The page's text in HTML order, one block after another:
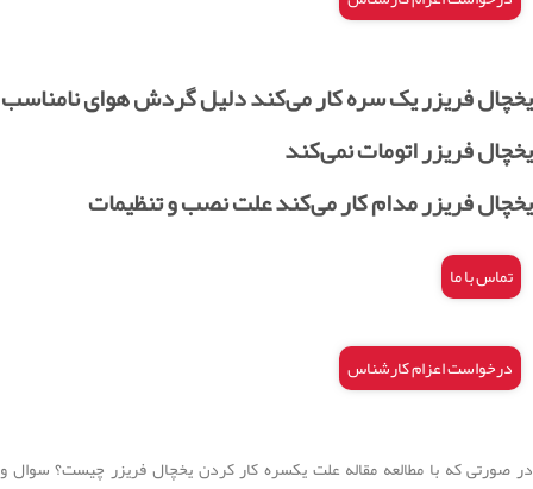
یخچال فریزر یک سره کار می‌کند دلیل گردش هوای نامناسب
یخچال فریزر اتومات نمی‌کند
یخچال فریزر مدام کار می‌کند علت نصب و تنظیمات
تماس با ما
درخواست اعزام کارشناس
در صورتی که با مطالعه مقاله علت یکسره کار کردن یخچال فریزر چیست؟ سوال و